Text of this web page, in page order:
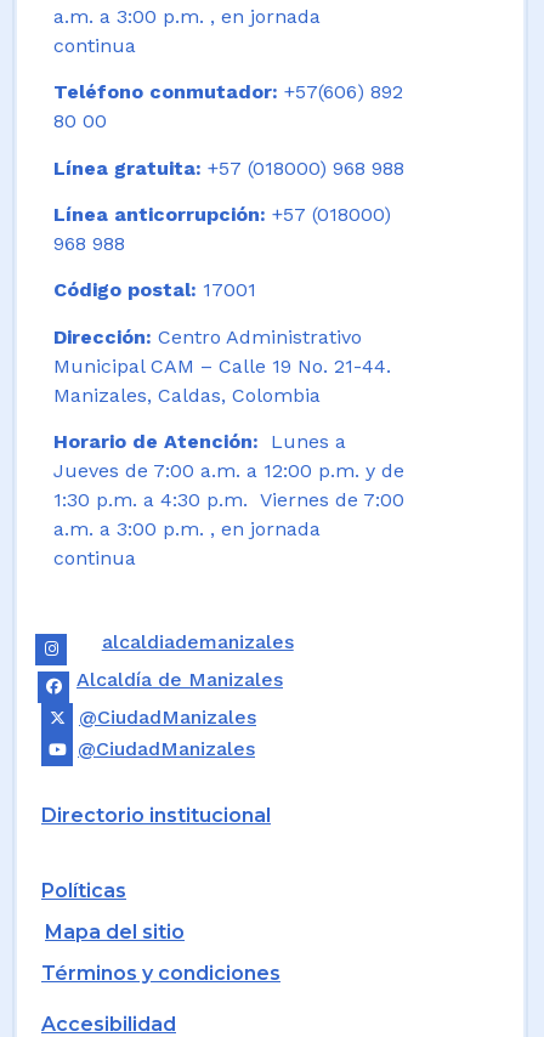
a.m. a 3:00 p.m. , en jornada
continua
Teléfono conmutador: +57(606) 892
80 00
Línea gratuita: +57 (018000) 968 988
Línea anticorrupción: +57 (018000)
968 988
Código postal: 17001
Dirección: Centro Administrativo
Municipal CAM – Calle 19 No. 21-44.
Manizales, Caldas, Colombia
Horario de Atención: Lunes a
Jueves de 7:00 a.m. a 12:00 p.m. y de
1:30 p.m. a 4:30 p.m. Viernes de 7:00
a.m. a 3:00 p.m. , en jornada
continua
alcaldiademanizales
Alcaldía de Manizales
@CiudadManizales
@CiudadManizales
Directorio institucional
Políticas
Mapa del sitio
Términos y condiciones
Accesibilidad